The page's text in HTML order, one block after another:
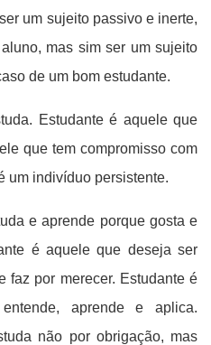
um sujeito passivo e inerte,
mas sim ser um sujeito
de um bom estudante.
Estudante é aquele que
que tem compromisso com
um indivíduo persistente.
e aprende porque gosta e
é aquele que deseja ser
faz por merecer. Estudante é
aprende e aplica.
não por obrigação, mas